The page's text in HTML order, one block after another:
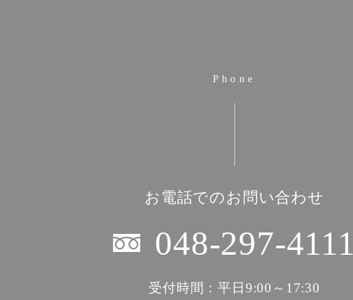
Phone
お電話でのお問い合わせ
048-297-4111
受付時間：平日9:00～17:30